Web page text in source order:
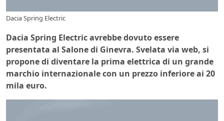
Dacia Spring Electric
Dacia Spring Electric avrebbe dovuto essere
presentata al Salone di Ginevra. Svelata via web, si
propone di diventare la prima elettrica di un grande
marchio internazionale con un prezzo inferiore ai 20
mila euro.